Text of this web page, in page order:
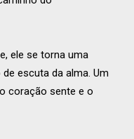
ele se torna uma
escuta da alma. Um
coração sente e o